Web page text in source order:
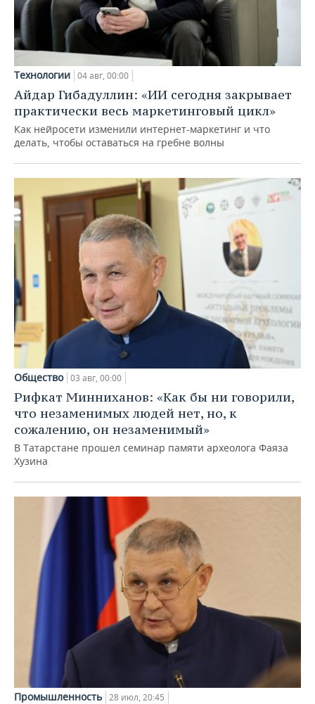
Технологии 04 авг, 00:00
Айдар Гибадуллин: «ИИ сегодня закрывает
практически весь маркетинговый цикл»
Как нейросети изменили интернет-маркетинг и что
делать, чтобы оставаться на гребне волны
Общество 03 авг, 00:00
Рифкат Минниханов: «Как бы ни говорили,
что незаменимых людей нет, но, к
сожалению, он незаменимый»
В Татарстане прошел семинар памяти археолога Фаяза
Хузина
Промышленность 28 июл, 20:45